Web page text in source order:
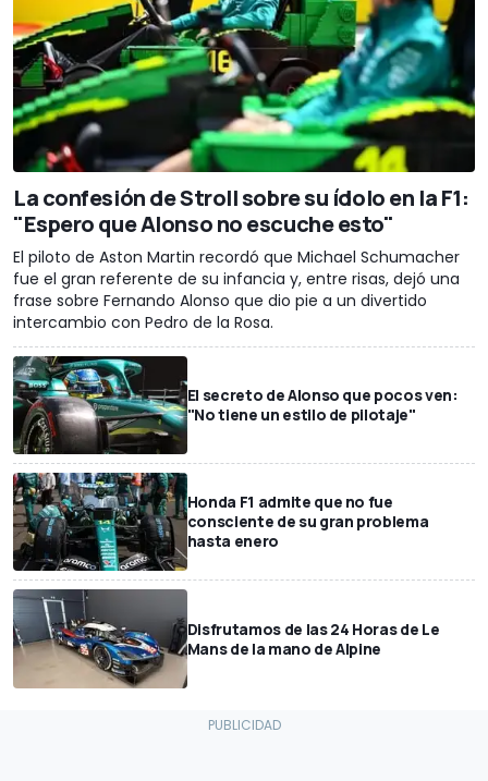
La confesión de Stroll sobre su ídolo en la F1:
"Espero que Alonso no escuche esto"
El piloto de Aston Martin recordó que Michael Schumacher
fue el gran referente de su infancia y, entre risas, dejó una
frase sobre Fernando Alonso que dio pie a un divertido
intercambio con Pedro de la Rosa.
El secreto de Alonso que pocos ven:
"No tiene un estilo de pilotaje"
Honda F1 admite que no fue
consciente de su gran problema
hasta enero
Disfrutamos de las 24 Horas de Le
Mans de la mano de Alpine